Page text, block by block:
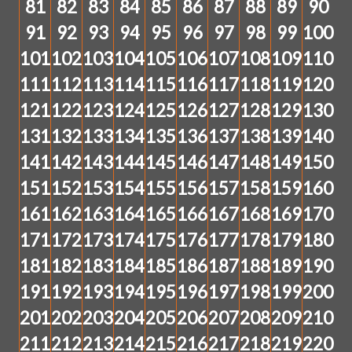
81 82 83 84 85 86 87 88 89
90
91
92 93 94 95 96 97 98 99 100
101102103104105106107108109110
111112113114115116117118119120
121122123124125126127128129130
131132133134135136137138139140
141142143144145146147148149150
151152153154155156157158159160
161162163164165166167168169170
171172173174175176177178179180
181182183184185186187188189190
191192193194195196197198199200
201202203204205206207208209210
211212213214215216217218219220